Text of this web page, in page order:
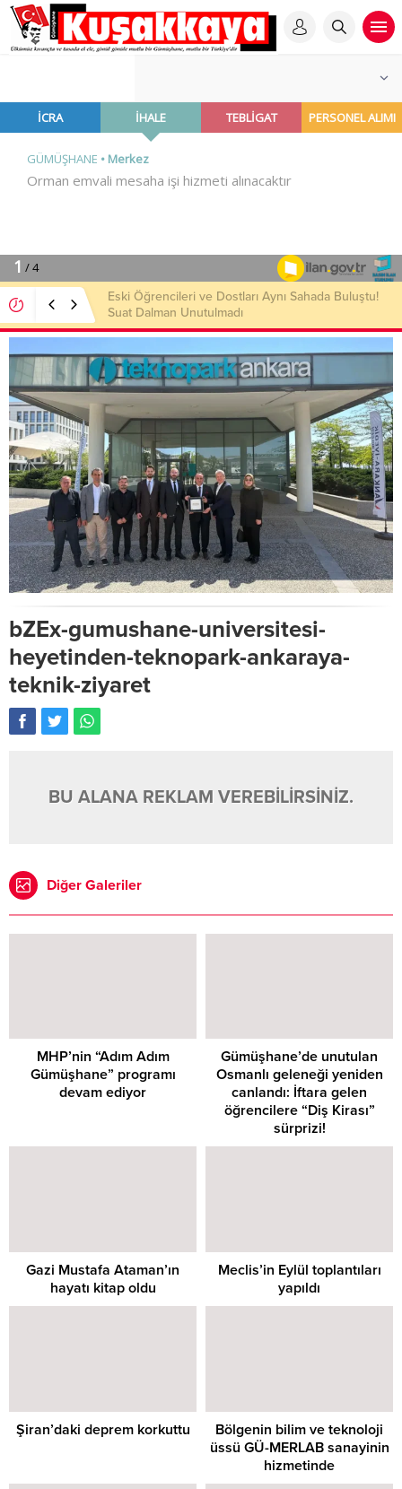
MHP’li Musa Küçük’ten TBMM’de Çocuk Hakları ve
Rehabilitasyon Vurgusu
bZEx-gumushane-universitesi-
heyetinden-teknopark-ankaraya-
teknik-ziyaret
BU ALANA REKLAM VEREBİLİRSİNİZ.
Diğer Galeriler
MHP’nin “Adım Adım
Gümüşhane” programı
devam ediyor
Gümüşhane’de unutulan
Osmanlı geleneği yeniden
canlandı: İftara gelen
öğrencilere “Diş Kirası”
sürprizi!
Gazi Mustafa Ataman’ın
hayatı kitap oldu
Meclis’in Eylül toplantıları
yapıldı
Şiran’daki deprem korkuttu
Bölgenin bilim ve teknoloji
üssü GÜ-MERLAB sanayinin
hizmetinde